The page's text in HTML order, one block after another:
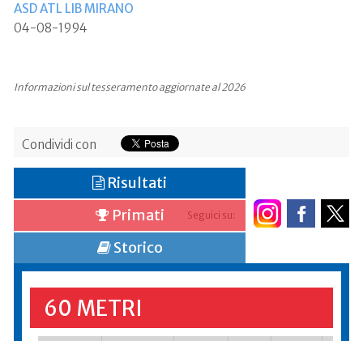
ASD ATL LIB MIRANO
04-08-1994
Informazioni sul tesseramento aggiornate al 2026
Condividi con
Seguici su:
Risultati
Primati
Storico
60 METRI